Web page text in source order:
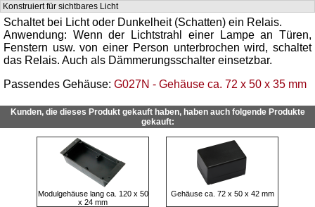
Konstruiert für sichtbares Licht
Schaltet bei Licht oder Dunkelheit (Schatten) ein Relais.
Anwendung: Wenn der Lichtstrahl einer Lampe an Türen,
Fenstern usw. von einer Person unterbrochen wird, schaltet
das Relais. Auch als Dämmerungsschalter einsetzbar.
Passendes Gehäuse: G027N - Gehäuse ca. 72 x 50 x 35 mm
Kunden, die dieses Produkt gekauft haben, haben auch folgende Produkte
gekauft:
Modulgehäuse lang ca. 120 x 50
x 24 mm
Gehäuse ca. 72 x 50 x 42 mm